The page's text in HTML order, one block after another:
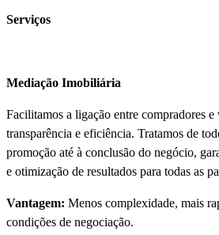
Serviços
Mediação Imobiliária
Facilitamos a ligação entre compradores e
transparência e eficiência. Tratamos de
promoção até à conclusão do negócio,
e otimização de resultados para todas as
Vantagem: Menos complexidade, mais
condições de negociação.